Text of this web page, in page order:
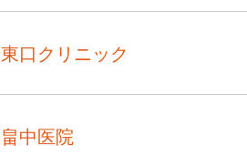
東口クリニック
畠中医院